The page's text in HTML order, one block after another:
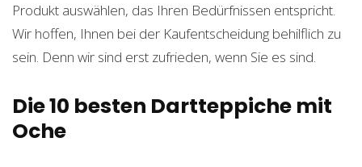
Produkt auswählen, das Ihren Bedürfnissen entspricht.
Wir hoffen, Ihnen bei der Kaufentscheidung behilflich zu
sein. Denn wir sind erst zufrieden, wenn Sie es sind.
Die 10 besten Dartteppiche mit
Oche